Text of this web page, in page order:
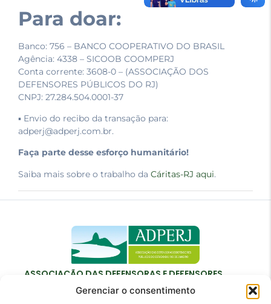
Gerenciar o consentimento
Para doar:
Banco: 756 – BANCO COOPERATIVO DO BRASIL
Agência: 4338 – SICOOB COOMPERJ
Conta corrente: 3608-0 – (ASSOCIAÇÃO DOS
DEFENSORES PÚBLICOS DO RJ)
CNPJ: 27.284.504.0001-37
▪ Envio do recibo da transação para:
adperj@adperj.com.br.
Faça parte desse esforço humanitário!
Saiba mais sobre o trabalho da Cáritas-RJ aqui.
ASSOCIAÇÃO DAS DEFENSORAS E DEFENSORES
PÚBLICOS DO ESTADO DO RIO DE JANEIRO